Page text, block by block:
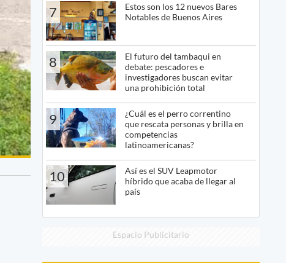
7
Estos son los 12 nuevos Bares
Notables de Buenos Aires
8
El futuro del tambaqui en
debate: pescadores e
investigadores buscan evitar
una prohibición total
9
¿Cuál es el perro correntino
que rescata personas y brilla en
competencias
latinoamericanas?
10
Así es el SUV Leapmotor
híbrido que acaba de llegar al
país
Espacio Publicitario